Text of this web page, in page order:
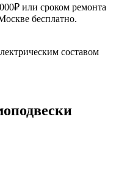
или сроком ремонта
бесплатно.
составом